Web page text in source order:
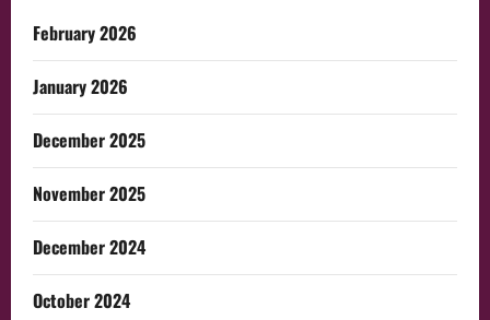
February 2026
January 2026
December 2025
November 2025
December 2024
October 2024